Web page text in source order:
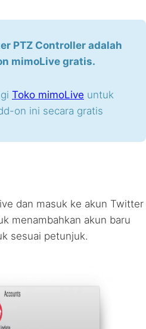
PTZ Controller adalah
mimoLive gratis.
Toko mimoLive untuk
on ini secara gratis
dan masuk ke akun Twitter
menambahkan akun baru
sesuai petunjuk.